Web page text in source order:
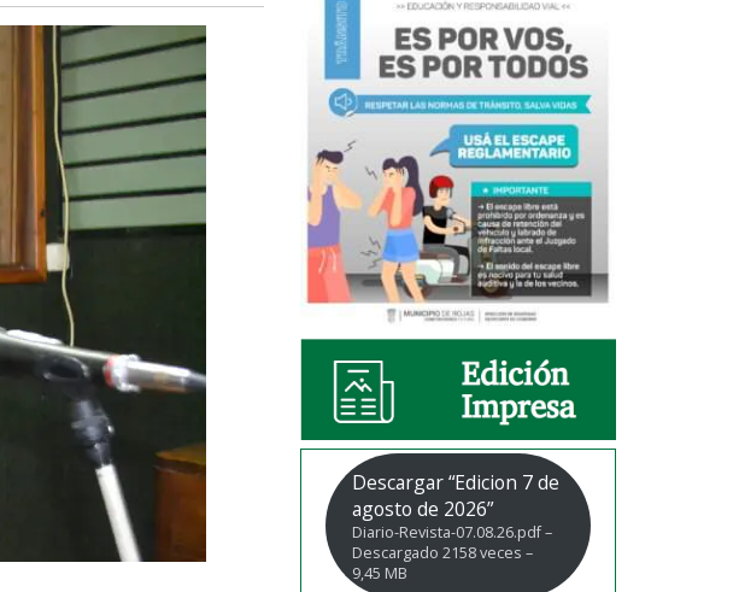
Descargar “Edicion 7 de
agosto de 2026”
Diario-Revista-07.08.26.pdf –
Descargado 2158 veces –
9,45 MB